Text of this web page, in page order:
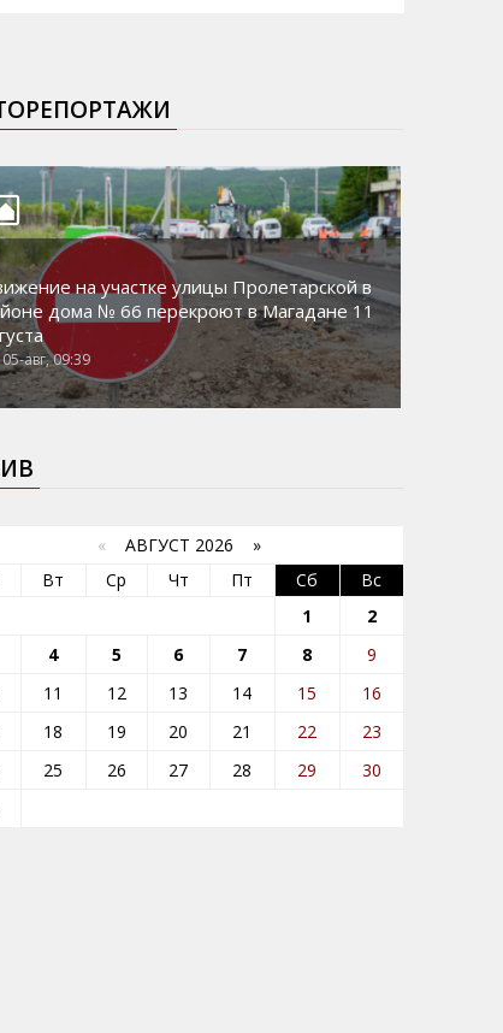
на участке улицы Пролетарской в
дома № 66 перекроют в Магадане 11
05-авг, 09:39
« АВГУСТ 2026 »
Вт Ср Чт Пт Сб
Вс
1
2
4 5 6 7 8
9
11 12 13 14 15
16
18 19 20 21 22
23
25 26 27 28 29
30